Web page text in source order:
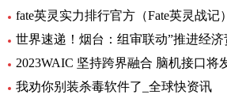
fate英灵实力排行官方（Fate英灵战记
世界速递！烟台：组审联动”推进经
我劝你别装杀毒软件了_全球快资讯